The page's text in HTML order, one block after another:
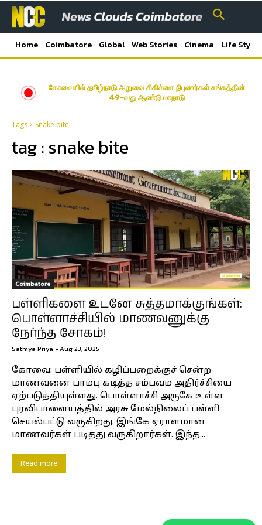
Home Coimbatore Global Web Stories Cinema Life Style
கோவையில் தமிழ்நாடு அறுவை சிகிச்சை நிபுணர்கள் சங்கத்தின்
49-வது ஆண்டு மாநாடு
Tags Snake bite
tag : snake bite
Coimbatore
பள்ளிகளை உடனே சுத்தமாக்குங்கள்:
பொள்ளாச்சியில் மாணவனுக்கு
நேர்ந்த சோகம்!
Sathiya Priya -Aug 23, 2025
கோவை: பள்ளியில் கழிப்பறைக்குச் சென்ற
மாணவனை பாம்பு கடித்த சம்பவம் அதிர்ச்சியை
ஏற்படுத்தியுள்ளது. பொள்ளாச்சி அருகே உள்ள
புரவிபாளையத்தில் அரசு மேல்நிலைப் பள்ளி
செயல்பட்டு வருகிறது. இங்கே ஏராளமான
மாணவர்கள் படித்து வருகிறார்கள். இந்த...
Read more